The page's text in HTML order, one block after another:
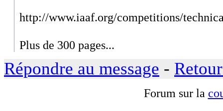
http://www.iaaf.org/competitions/
Plus de 300 pages...
Répondre au message -
Forum sur la